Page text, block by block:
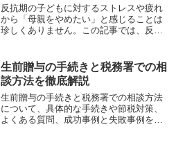
反抗期の子どもに対するストレスや疲れ
から「母親をやめたい」と感じることは
珍しくありません。この記事では、反抗
方法を紹介します。
生前贈与の手続きと税務署での相
談方法を徹底解説
生前贈与の手続きと税務署での相談方法
について、具体的な手続きや節税対策、
よくある質問、成功事例と失敗事例を交